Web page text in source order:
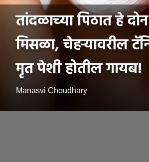
तांदळाच्या पिठात हे
मिसळा, चेहऱ्यावरील
मृत पेशी होतील गायब!
Manasvi Choudhary